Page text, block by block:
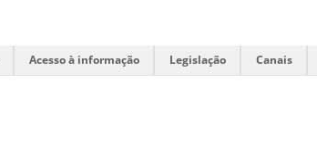
Acesso à informação Legislação Canais